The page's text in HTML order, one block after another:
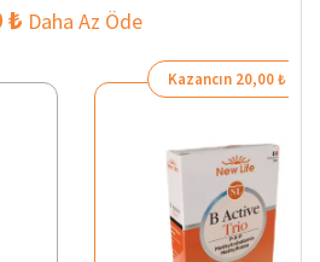
₺ Daha Az Öde
Kazancın 20,00 ₺